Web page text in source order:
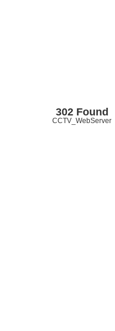
302 Found
CCTV_WebServer